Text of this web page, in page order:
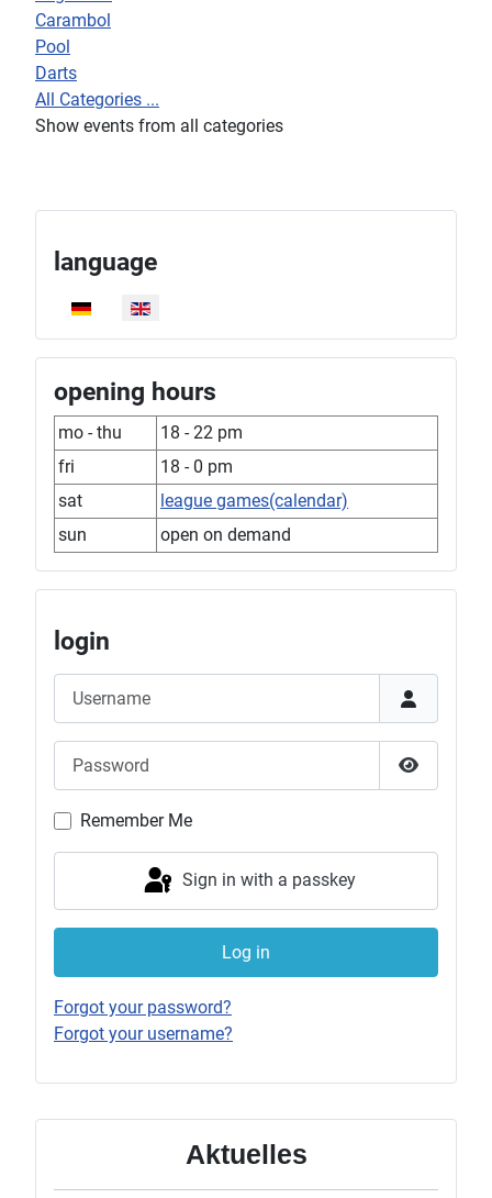
Aktuelles
Carambol
Pool
Darts
All Categories ...
Show events from all categories
Select your language
language
opening hours
mo - thu
18 - 22 pm
fri
18 - 0 pm
sat
league games(calendar)
sun
open on demand
login
Show
Remember Me
Sign in with a passkey
Log in
Forgot your password?
Forgot your username?